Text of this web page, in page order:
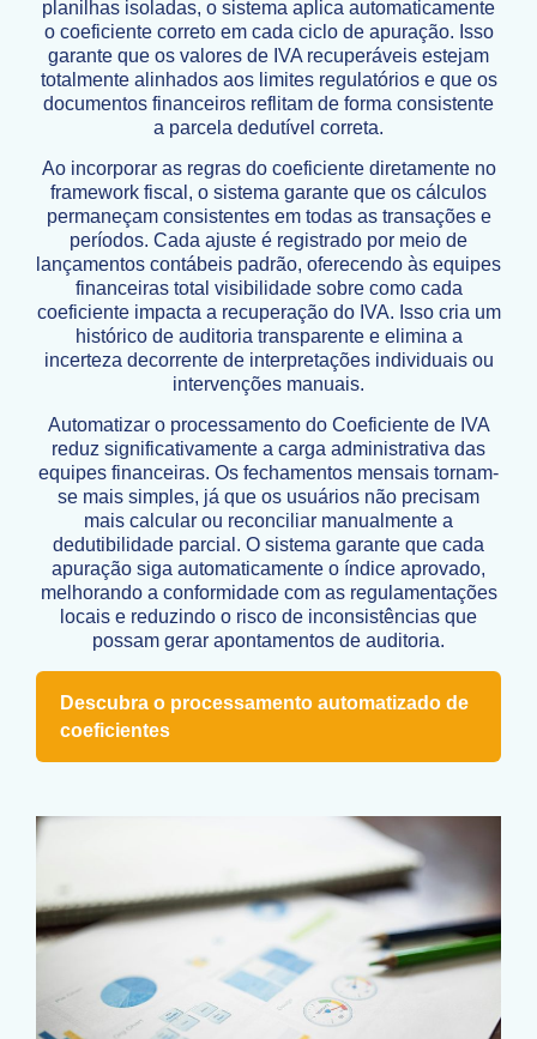
planilhas isoladas, o sistema aplica automaticamente
o coeficiente correto em cada ciclo de apuração. Isso
garante que os valores de IVA recuperáveis estejam
totalmente alinhados aos limites regulatórios e que os
documentos financeiros reflitam de forma consistente
a parcela dedutível correta.
Ao incorporar as regras do coeficiente diretamente no
framework fiscal, o sistema garante que os cálculos
permaneçam consistentes em todas as transações e
períodos. Cada ajuste é registrado por meio de
lançamentos contábeis padrão, oferecendo às equipes
financeiras total visibilidade sobre como cada
coeficiente impacta a recuperação do IVA. Isso cria um
histórico de auditoria transparente e elimina a
incerteza decorrente de interpretações individuais ou
intervenções manuais.
Automatizar o processamento do Coeficiente de IVA
reduz significativamente a carga administrativa das
equipes financeiras. Os fechamentos mensais tornam-
se mais simples, já que os usuários não precisam
mais calcular ou reconciliar manualmente a
dedutibilidade parcial. O sistema garante que cada
apuração siga automaticamente o índice aprovado,
melhorando a conformidade com as regulamentações
locais e reduzindo o risco de inconsistências que
possam gerar apontamentos de auditoria.
Descubra o processamento automatizado de
coeficientes